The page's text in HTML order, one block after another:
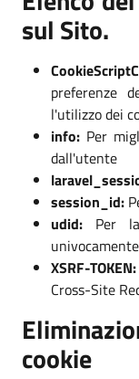
sul Sito.
preferenze
l'utilizzo dei
info: Per
dall'utente
session_id:
udid: Per
XSRF-TOKEN:
Cross-Site
cookie